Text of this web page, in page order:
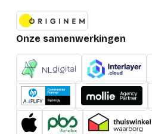
Onze samenwerkingen